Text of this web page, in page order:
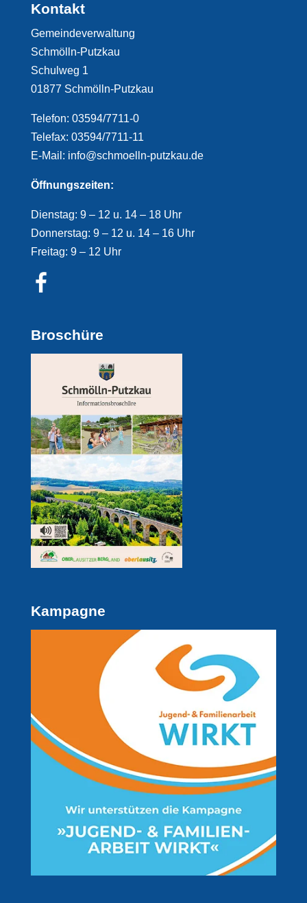
Kontakt
Gemeindeverwaltung
Schmölln-Putzkau
Schulweg 1
01877 Schmölln-Putzkau
Telefon: 03594/7711-0
Telefax: 03594/7711-11
E-Mail: info@schmoelln-putzkau.de
Öffnungszeiten:
Dienstag: 9 – 12 u. 14 – 18 Uhr
Donnerstag: 9 – 12 u. 14 – 16 Uhr
Freitag: 9 – 12 Uhr
Broschüre
Kampagne